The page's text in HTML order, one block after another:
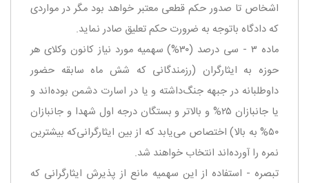
اشخاص تا صدور حكم قطعی معتبر خواهد بود مگر در مواردی
كه دادگاه با‌توجه به ضرورت حكم تعلیق صادر نماید.
‌ماده ۳ - سی درصد (۳۰%) سهمیه مورد نیاز كانون وكلای هر
حوزه به ایثارگران (‌رزمندگانی كه شش ماه سابقه حضور
داوطلبانه در جبهه جنگ‌داشته و یا در اسارت دشمن بوده‌اند و
یا جانبازان ۲۵% و بالاتر و بستگان درجه اول شهدا و جانبازان
۵۰% به بالا) اختصاص می‌یابد كه از بین ایثارگرانی‌كه بیشترین
نمره را آورده‌اند انتخاب خواهند شد.
‌تبصره - استفاده از این سهمیه مانع از پذیرش ایثارگرانی كه